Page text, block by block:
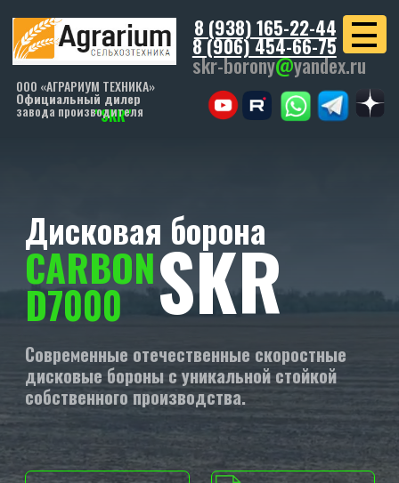
8 (938) 165-22-44
8 (906) 454-66-75
skr-borony@yandex.ru
"SKR"
ООО «АГРАРИУМ ТЕХНИКА»
завода производителя
SKR
Современные отечественные скоростные
дисковые бороны с уникальной стойкой
собственного производства.
D7000
УЗНАТЬ СТОИМОСТЬ СКАЧАТЬ КП